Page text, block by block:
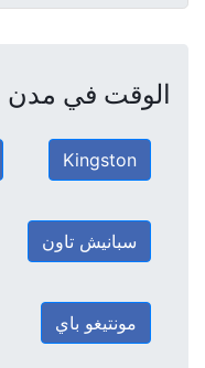
الوقت في مدن
Kingston
سبانيش تاون
مونتيغو باي